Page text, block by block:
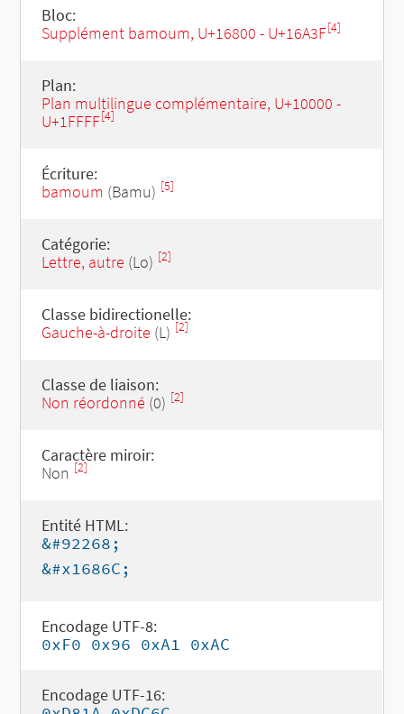
Bloc:
Supplément bamoum, U+16800 - U+16A3F[4]
Plan:
Plan multilingue complémentaire, U+10000 -
U+1FFFF[4]
Écriture:
bamoum (Bamu) [5]
Catégorie:
Lettre, autre (Lo) [2]
Classe bidirectionelle:
Gauche-à-droite (L) [2]
Classe de liaison:
Non réordonné (0) [2]
Caractère miroir:
Non [2]
Entité HTML:
&#92268;
&#x1686C;
Encodage UTF-8:
0xF0 0x96 0xA1 0xAC
Encodage UTF-16: